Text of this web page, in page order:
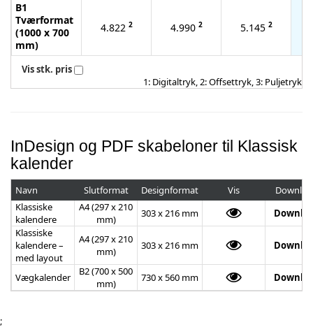
B1
Tværformat
(1000 x 700
mm)
4.822 2 4.990 2 5.145 2
Vis stk. pris
1: Digitaltryk, 2: Offsettryk, 3: Puljetryk
InDesign og PDF skabeloner til Klassisk
kalender
Navn Slutformat Designformat Vis
Klassiske
kalendere
A4 (297 x 210
mm)
303 x 216 mm
Klassiske
kalendere –
med layout
A4 (297 x 210
mm)
303 x 216 mm
Vægkalender
B2 (700 x 500
mm)
730 x 560 mm
;